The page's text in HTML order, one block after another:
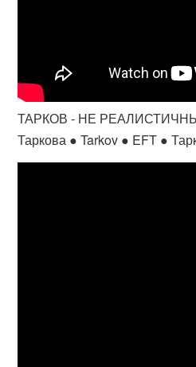
ТАРКОВ - НЕ
Таркова ● Tarkov ● EFT ●